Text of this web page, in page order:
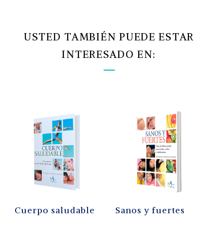
USTED TAMBIÉN PUEDE ESTAR
INTERESADO EN:
Cuerpo saludable Sanos y fuertes